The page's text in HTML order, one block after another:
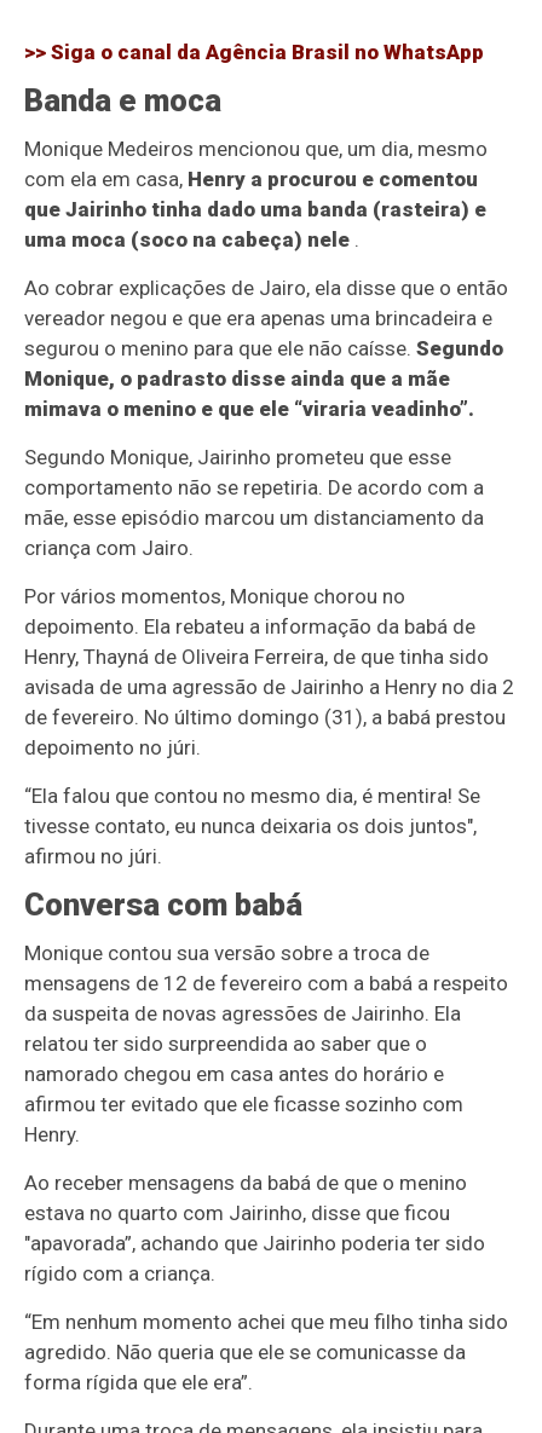
>> Siga o canal daAgência Brasil no WhatsApp
Banda e moca
Monique Medeiros mencionou que, um dia, mesmo
com ela em casa, Henry a procurou e comentou
que Jairinho tinha dado uma banda (rasteira) e
uma moca (soco na cabeça) nele .
Ao cobrar explicações de Jairo, ela disse que o então
vereador negou e que era apenas uma brincadeira e
segurou o menino para que ele não caísse.Segundo
Monique, o padrasto disse ainda que a mãe
mimava o menino e que ele “viraria veadinho”.
Segundo Monique, Jairinho prometeu que esse
comportamento não se repetiria. De acordo com a
mãe, esse episódio marcou um distanciamento da
criança com Jairo.
Por vários momentos, Monique chorou no
depoimento. Ela rebateu a informação da babá de
Henry, Thayná de Oliveira Ferreira, de que tinha sido
avisada de uma agressão de Jairinho a Henry no dia 2
de fevereiro. No último domingo (31), a babá prestou
depoimento no júri.
“Ela falou que contou no mesmo dia, é mentira! Se
tivesse contato, eu nunca deixaria os dois juntos",
afirmou no júri.
Conversa com babá
Monique contou sua versão sobre a troca de
mensagens de 12 de fevereiro com a babá a respeito
da suspeita de novas agressões de Jairinho. Ela
relatou ter sido surpreendida ao saber que o
namorado chegou em casa antes do horário e
afirmou ter evitado que ele ficasse sozinho com
Henry.
Ao receber mensagens da babá de que o menino
estava no quarto com Jairinho, disse que ficou
"apavorada”, achando que Jairinho poderia ter sido
rígido com a criança.
“Em nenhum momento achei que meu filho tinha sido
agredido. Não queria que ele se comunicasse da
forma rígida que ele era”.